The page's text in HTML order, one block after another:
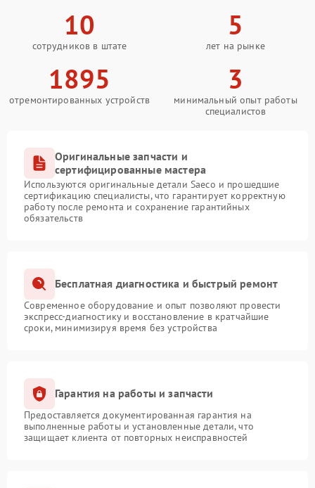
10
сотрудников в штате
5
лет на рынке
1895
отремонтированных устройств
3
минимальный опыт работы
специалистов
Оригинальные запчасти и
сертифицированные мастера
Используются оригинальные детали Saeco и прошедшие
сертификацию специалисты, что гарантирует корректную
работу после ремонта и сохранение гарантийных
обязательств
Бесплатная диагностика и быстрый ремонт
Современное оборудование и опыт позволяют провести
экспресс-диагностику и восстановление в кратчайшие
сроки, минимизируя время без устройства
Гарантия на работы и запчасти
Предоставляется документированная гарантия на
выполненные работы и установленные детали, что
защищает клиента от повторных неисправностей